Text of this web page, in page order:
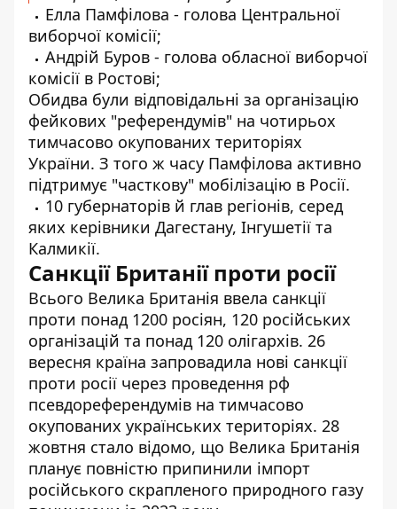
Елла Памфілова - голова Центральної
виборчої комісії;
Андрій Буров - голова обласної виборчої
комісії в Ростові;
Обидва були відповідальні за організацію
фейкових "референдумів" на чотирьох
тимчасово окупованих територіях
України. З того ж часу Памфілова активно
підтримує "часткову" мобілізацію в Росії.
10 губернаторів й глав регіонів, серед
яких керівники Дагестану, Інгушетії та
Калмикії.
Санкції Британії проти росії
Всього Велика Британія ввела санкції
проти понад 1200 росіян, 120 російських
організацій та понад 120 олігархів. 26
вересня країна запровадила нові санкції
проти росії через проведення рф
псевдореферендумів на тимчасово
окупованих українських територіях. 28
жовтня стало відомо, що Велика Британія
планує повністю припинили імпорт
російського скрапленого природного газу